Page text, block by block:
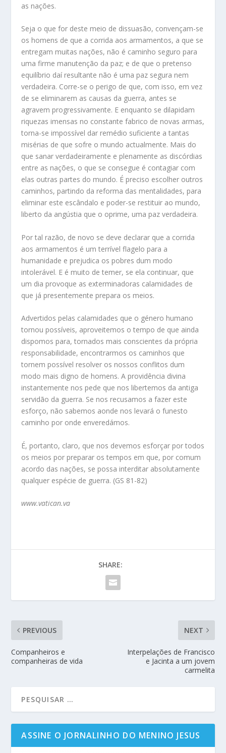
as nações.
Seja o que for deste meio de dissuasão, convençam-se
os homens de que a corrida aos armamentos, a que se
entregam muitas nações, não é caminho seguro para
uma firme manutenção da paz; e de que o pretenso
equilíbrio daí resultante não é uma paz segura nem
verdadeira. Corre-se o perigo de que, com isso, em vez
de se eliminarem as causas da guerra, antes se
agravem progressivamente. E enquanto se dilapidam
riquezas imensas no constante fabrico de novas armas,
torna-se impossível dar remédio suficiente a tantas
misérias de que sofre o mundo actualmente. Mais do
que sanar verdadeiramente e plenamente as discórdias
entre as nações, o que se consegue é contagiar com
elas outras partes do mundo. É preciso escolher outros
caminhos, partindo da reforma das mentalidades, para
eliminar este escândalo e poder-se restituir ao mundo,
liberto da angústia que o oprime, uma paz verdadeira.
Por tal razão, de novo se deve declarar que a corrida
aos armamentos é um terrível flagelo para a
humanidade e prejudica os pobres dum modo
intolerável. E é muito de temer, se ela continuar, que
um dia provoque as exterminadoras calamidades de
que já presentemente prepara os meios.
Advertidos pelas calamidades que o género humano
tornou possíveis, aproveitemos o tempo de que ainda
dispomos para, tornados mais conscientes da própria
responsabilidade, encontrarmos os caminhos que
tornem possível resolver os nossos conflitos dum
modo mais digno de homens. A providência divina
instantemente nos pede que nos libertemos da antiga
servidão da guerra. Se nos recusamos a fazer este
esforço, não sabemos aonde nos levará o funesto
caminho por onde enveredámos.
É, portanto, claro, que nos devemos esforçar por todos
os meios por preparar os tempos em que, por comum
acordo das nações, se possa interditar absolutamente
qualquer espécie de guerra. (GS 81-82)
www.vatican.va
SHARE:
PREVIOUS
Companheiros e
companheiras de vida
NEXT
Interpelações de Francisco
e Jacinta a um jovem
carmelita
ASSINE O JORNALINHO DO MENINO JESUS